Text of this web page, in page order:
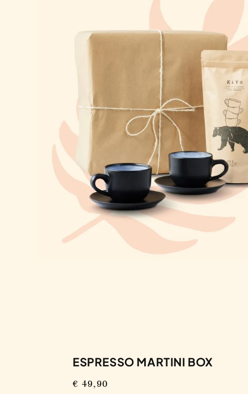
ESPRESSO MARTINI BOX
Normaler
€ 49,90